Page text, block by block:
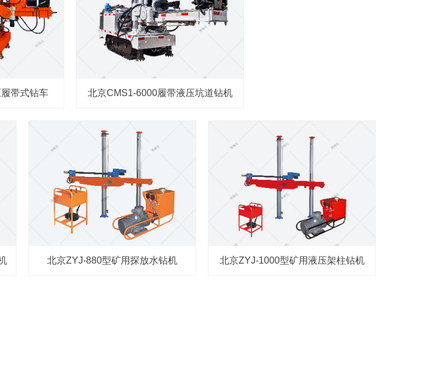
带式钻车 北京CMS1-6000履带液压坑道钻机
北京ZYJ-880型矿用探放水钻机 北京ZYJ-1000型矿用液压架柱钻机